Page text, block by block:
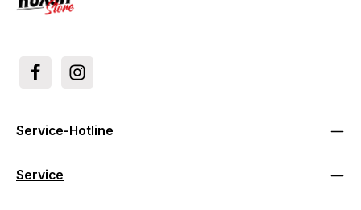
Service-Hotline
Service